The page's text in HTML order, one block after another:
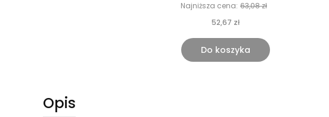
Najniższa cena: 63,08 zł
52,67 zł
Do koszyka
Opis